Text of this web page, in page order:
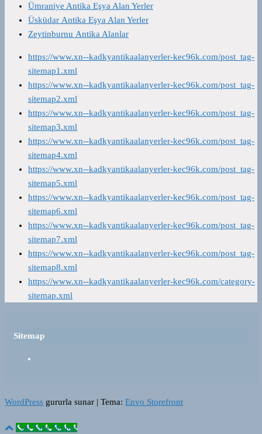
Ümraniye Antika Eşya Alan Yerler
Üsküdar Antika Eşya Alan Yerler
Zeytinburnu Antika Alanlar
https://www.xn--kadkyantikaalanyerler-kec96k.com/post_tag-
sitemap1.xml
https://www.xn--kadkyantikaalanyerler-kec96k.com/post_tag-
sitemap2.xml
https://www.xn--kadkyantikaalanyerler-kec96k.com/post_tag-
sitemap3.xml
https://www.xn--kadkyantikaalanyerler-kec96k.com/post_tag-
sitemap4.xml
https://www.xn--kadkyantikaalanyerler-kec96k.com/post_tag-
sitemap5.xml
https://www.xn--kadkyantikaalanyerler-kec96k.com/post_tag-
sitemap6.xml
https://www.xn--kadkyantikaalanyerler-kec96k.com/post_tag-
sitemap7.xml
https://www.xn--kadkyantikaalanyerler-kec96k.com/post_tag-
sitemap8.xml
https://www.xn--kadkyantikaalanyerler-kec96k.com/category-
sitemap.xml
Sitemap
WordPress gururla sunar | Tema: Envo Storefront
Call Now Button